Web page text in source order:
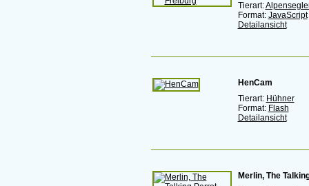
Tierart:
Format: JavaScript
Detailansicht
HenCam
Tierart: Hühner
Format: Flash
Detailansicht
Merlin, The